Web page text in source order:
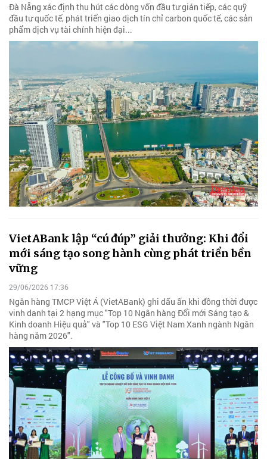
Đà Nẵng xác định thu hút các dòng vốn đầu tư gián tiếp, các quỹ
đầu tư quốc tế, phát triển giao dịch tín chỉ carbon quốc tế, các sản
phẩm dịch vụ tài chính hiện đại...
VietABank lập “cú đúp” giải thưởng: Khi đổi
mới sáng tạo song hành cùng phát triển bền
vững
29/06/2026 17:36
Ngân hàng TMCP Việt Á (VietABank) ghi dấu ấn khi đồng thời được
vinh danh tại 2 hạng mục "Top 10 Ngân hàng Đổi mới Sáng tạo &
Kinh doanh Hiệu quả" và "Top 10 ESG Việt Nam Xanh ngành Ngân
hàng năm 2026".